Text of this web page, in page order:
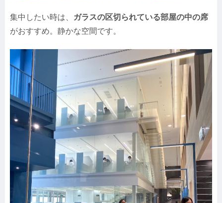
集中したい時は、
ガラスの区切られている部屋の中の席
がおすすめ。静かな空間です。